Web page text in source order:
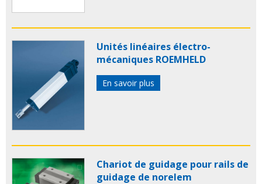
Unités linéaires électro-
mécaniques ROEMHELD
En savoir plus
Chariot de guidage pour rails de
guidage de norelem